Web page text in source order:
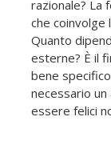
razionale? La
che coinvolge
Quanto
esterne? È il
bene
necessario
essere felici